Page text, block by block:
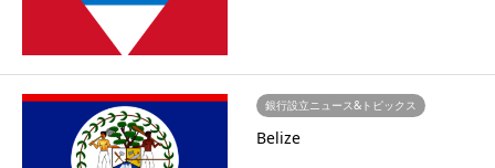
銀行設立ニュース&トピックス
Belize